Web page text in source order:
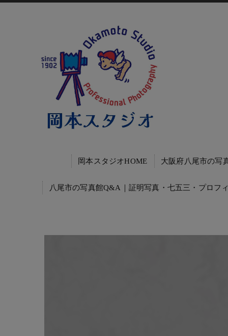
岡本スタジオHOME 大阪府八尾市の写
八尾市の写真館Q&A｜証明写真・七五三・プロフ